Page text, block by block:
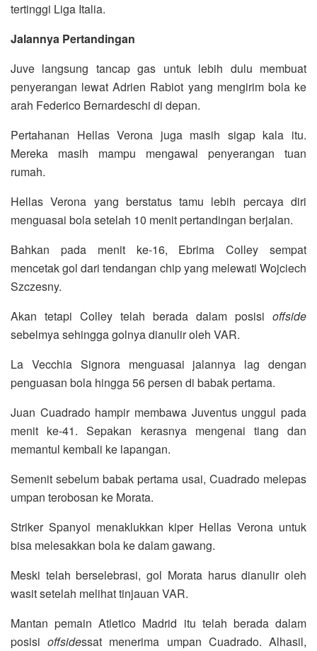
tertinggi Liga Italia.
Jalannya Pertandingan
Juve langsung tancap gas untuk lebih dulu membuat
penyerangan lewat Adrien Rabiot yang mengirim bola ke
arah Federico Bernardeschi di depan.
Pertahanan Hellas Verona juga masih sigap kala itu.
Mereka masih mampu mengawal penyerangan tuan
rumah.
Hellas Verona yang berstatus tamu lebih percaya diri
menguasai bola setelah 10 menit pertandingan berjalan.
Bahkan pada menit ke-16, Ebrima Colley sempat
mencetak gol dari tendangan chip yang melewati Wojciech
Szczesny.
Akan tetapi Colley telah berada dalam posisi offside
sebelmya sehingga golnya dianulir oleh VAR.
La Vecchia Signora menguasai jalannya lag dengan
penguasan bola hingga 56 persen di babak pertama.
Juan Cuadrado hampir membawa Juventus unggul pada
menit ke-41. Sepakan kerasnya mengenai tiang dan
memantul kembali ke lapangan.
Semenit sebelum babak pertama usai, Cuadrado melepas
umpan terobosan ke Morata.
Striker Spanyol menaklukkan kiper Hellas Verona untuk
bisa melesakkan bola ke dalam gawang.
Meski telah berselebrasi, gol Morata harus dianulir oleh
wasit setelah melihat tinjauan VAR.
Mantan pemain Atletico Madrid itu telah berada dalam
posisioffsidessat menerima umpan Cuadrado. Alhasil,